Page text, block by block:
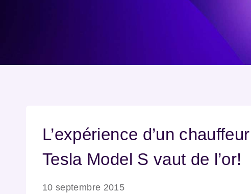
L’expérience d’un
Tesla Model S vaut de l’or!
10 septembre 2015